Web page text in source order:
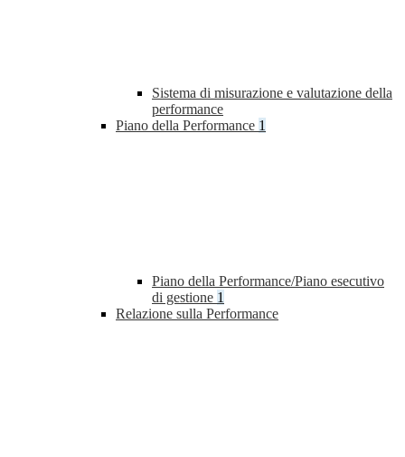
Sistema di misurazione e valutazione della
performance
Piano della Performance 1
Piano della Performance/Piano esecutivo
di gestione 1
Relazione sulla Performance